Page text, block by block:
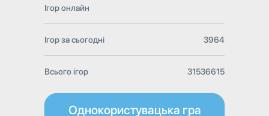
Ігор онлайн
Ігор за сьогодні 3964
Всього ігор 31536615
Однокористувацька гра